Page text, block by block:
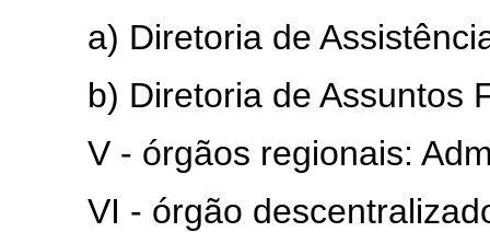
a) Diretoria de
b) Diretoria de Assuntos
V - órgãos regionais:
VI - órgão